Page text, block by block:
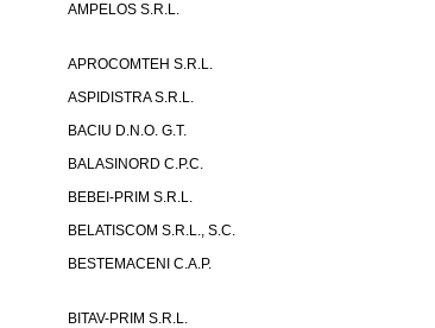
AMPELOS S.R.L.
APROCOMTEH S.R.L.
ASPIDISTRA S.R.L.
BACIU D.N.O. G.T.
BALASINORD C.P.C.
BEBEI-PRIM S.R.L.
BELATISCOM S.R.L., S.C.
BESTEMACENI C.A.P.
BITAV-PRIM S.R.L.